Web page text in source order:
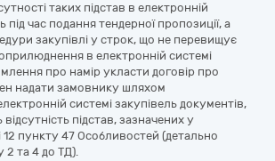
таких підстав в електронній
під час подання тендерної пропозиції, а
закупівлі у строк, що не перевищує
в електронній системі
про намір укласти договір про
надати замовнику шляхом
системі закупівель документів,
підстав, зазначених у
12 пункту 47 Особливостей (детально
2 та 4 до ТД).